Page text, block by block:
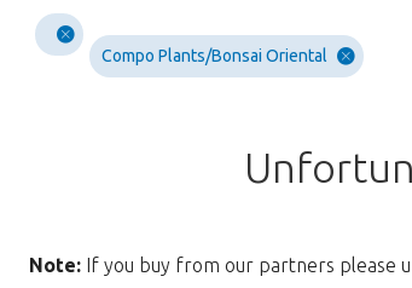
Compo Plants/Bonsai Oriental
Note: If you buy from our partners please